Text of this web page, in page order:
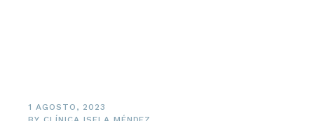
1 AGOSTO, 2023